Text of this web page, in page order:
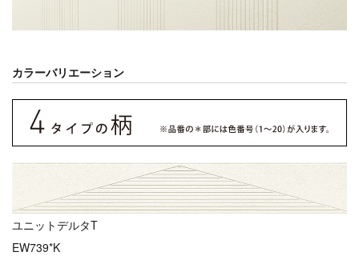
カラーバリエーション
ユニットデルタT
EW739*K